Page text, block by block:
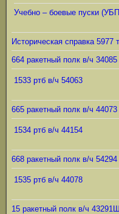
Учебно – боевые пуски
Историческая справка 5977
664 ракетный полк в/ч 34085
1533 ртб в/ч 54063
665 ракетный полк в/ч 44073
1534 ртб в/ч 44154
668 ракетный полк в/ч 54294
1535 ртб в/ч 44078
15 ракетный полк в/ч